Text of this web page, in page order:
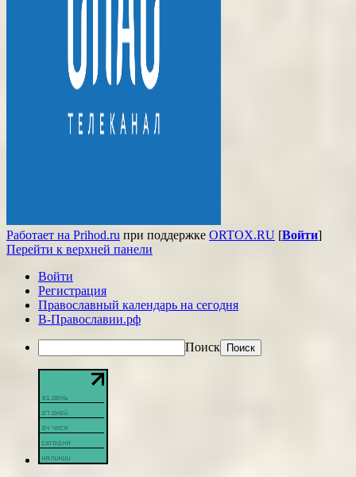
Работает на Prihod.ru при поддержке ORTOX.RU [Войти]
Перейти к верхней панели
Войти
Регистрация
Православный календарь на сегодня
В-Православии.рф
Поиск